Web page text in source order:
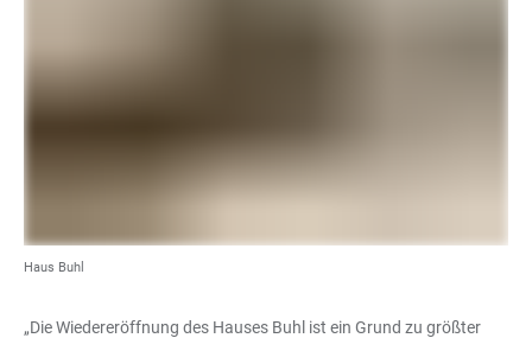
Haus Buhl
„Die Wiedereröffnung des Hauses Buhl ist ein Grund zu größter